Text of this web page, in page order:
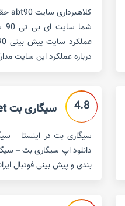
درباره عملکرد این سایت
4.8 سیگاری بت sigaribet
سیگاری بت در اینستا –
دانلود اپ سیگاری بت –
بندی و پیش بینی فوتبال